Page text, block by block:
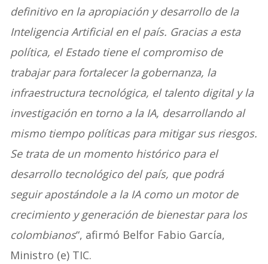
definitivo en la apropiación y desarrollo de la
Inteligencia Artificial en el país. Gracias a esta
política, el Estado tiene el compromiso de
trabajar para fortalecer la gobernanza, la
infraestructura tecnológica, el talento digital y la
investigación en torno a la IA, desarrollando al
mismo tiempo políticas para mitigar sus riesgos.
Se trata de un momento histórico para el
desarrollo tecnológico del país, que podrá
seguir apostándole a la IA como un motor de
crecimiento y generación de bienestar para los
colombianos“, afirmó Belfor Fabio García,
Ministro (e) TIC.